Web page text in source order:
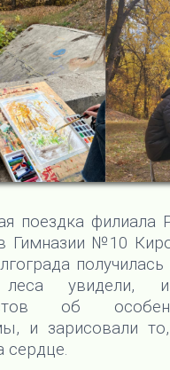
поездка филиала
Гимназии №10
леса увидели,
об
и зарисовали
сердце.